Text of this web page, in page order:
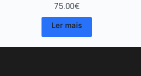
75.00€
Ler mais